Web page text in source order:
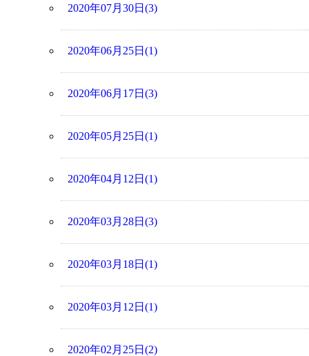
2020年07月30日(3)
2020年06月25日(1)
2020年06月17日(3)
2020年05月25日(1)
2020年04月12日(1)
2020年03月28日(3)
2020年03月18日(1)
2020年03月12日(1)
2020年02月25日(2)